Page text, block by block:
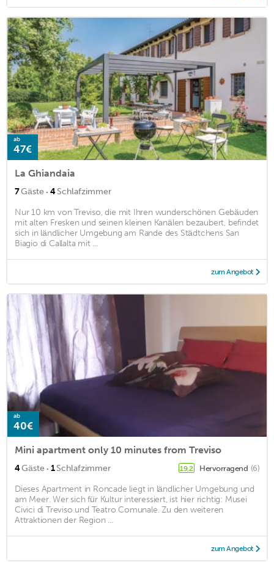
ab
47€
La Ghiandaia
7Gäste · 4Schlafzimmer
Nur 10 km von Treviso, die mit Ihren wunderschönen Gebäuden
mit alten Fresken und seinen kleinen Kanälen bezaubert, befindet
sich in ländlicher Umgebung am Rande des Städtchens San
Biagio di Callalta mit ...
zum Angebot
ab
40€
Mini apartment only 10 minutes from Treviso
4Gäste · 1Schlafzimmer 19,2 Hervorragend (6)
Dieses Apartment in Roncade liegt in ländlicher Umgebung und
am Meer. Wer sich für Kultur interessiert, ist hier richtig: Musei
Civici di Treviso und Teatro Comunale. Zu den weiteren
Attraktionen der Region ...
zum Angebot